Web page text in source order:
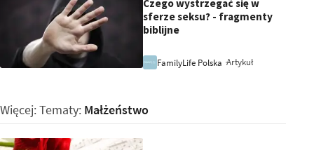
Czego wystrzegać się w
sferze seksu? - fragmenty
biblijne
FamilyLife Polska Artykuł
Więcej: Tematy: Małżeństwo